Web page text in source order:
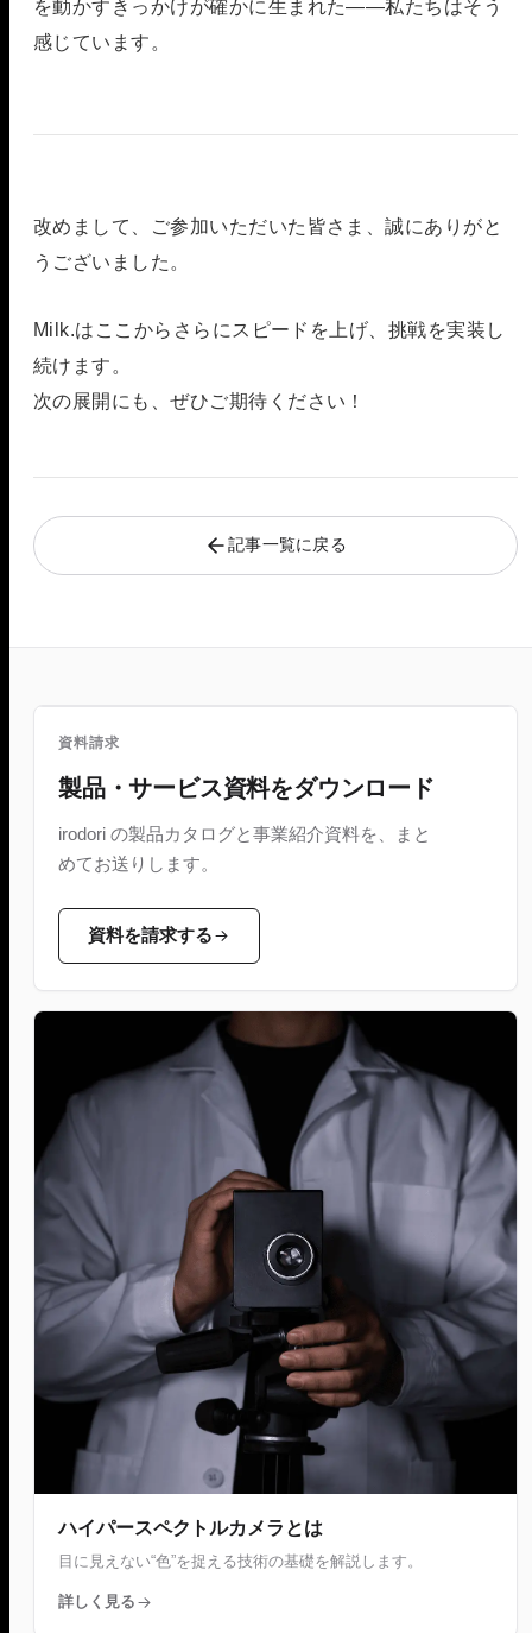
を動かすきっかけが確かに生まれた——私たちはそう
感じています。
改めまして、ご参加いただいた皆さま、誠にありがと
うございました。
Milk.はここからさらにスピードを上げ、挑戦を実装し
続けます。
次の展開にも、ぜひご期待ください！
記事一覧に戻る
資料請求
製品・サービス資料をダウンロード
irodori の製品カタログと事業紹介資料を、まと
めてお送りします。
資料を請求する
ハイパースペクトルカメラとは
目に見えない“色”を捉える技術の基礎を解説します。
詳しく見る